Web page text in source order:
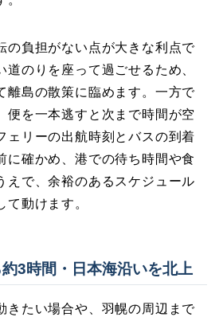
の負担がない点が大きな利点で
のりを座って過ごせるため、
離島の散策に臨めます。一方で
便を一本逃すと次まで時間が空
ェリーの出航時刻とバスの到着
に確かめ、港での待ち時間や食
えで、余裕のあるスケジュール
て動けます。
3時間・日本海沿いを北上
きたい場合や、羽幌の周辺まで